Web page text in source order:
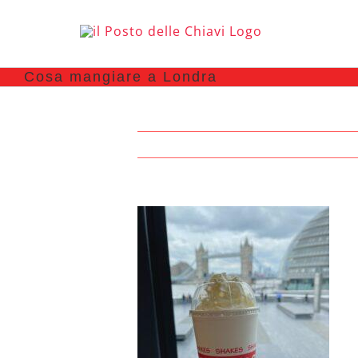
Cosa mangiare a Londra